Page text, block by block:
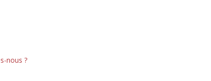
nous ?